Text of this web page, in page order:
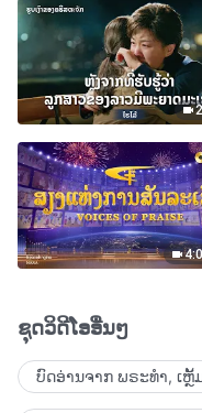
ຊຸດວິດີໂອອື່ນໆ
ບົດອ່ານຈາກ ພຣະທຳ, ເຫຼັ້